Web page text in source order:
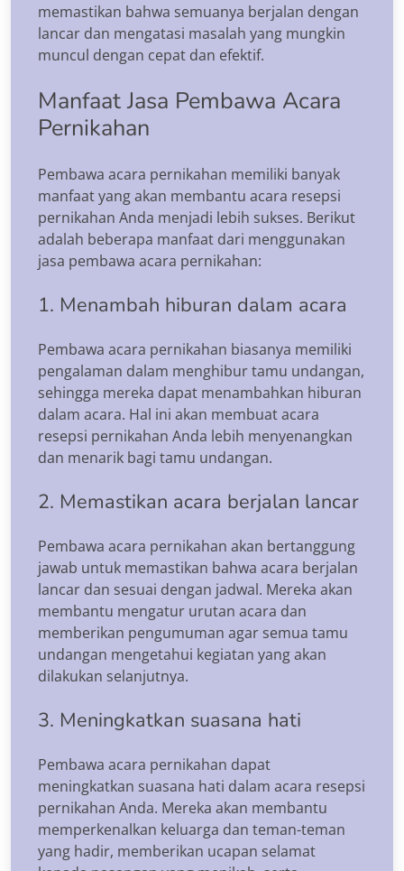
memastikan bahwa semuanya berjalan dengan
lancar dan mengatasi masalah yang mungkin
muncul dengan cepat dan efektif.
Manfaat Jasa Pembawa Acara
Pernikahan
Pembawa acara pernikahan memiliki banyak
manfaat yang akan membantu acara resepsi
pernikahan Anda menjadi lebih sukses. Berikut
adalah beberapa manfaat dari menggunakan
jasa pembawa acara pernikahan:
1. Menambah hiburan dalam acara
Pembawa acara pernikahan biasanya memiliki
pengalaman dalam menghibur tamu undangan,
sehingga mereka dapat menambahkan hiburan
dalam acara. Hal ini akan membuat acara
resepsi pernikahan Anda lebih menyenangkan
dan menarik bagi tamu undangan.
2. Memastikan acara berjalan lancar
Pembawa acara pernikahan akan bertanggung
jawab untuk memastikan bahwa acara berjalan
lancar dan sesuai dengan jadwal. Mereka akan
membantu mengatur urutan acara dan
memberikan pengumuman agar semua tamu
undangan mengetahui kegiatan yang akan
dilakukan selanjutnya.
3. Meningkatkan suasana hati
Pembawa acara pernikahan dapat
meningkatkan suasana hati dalam acara resepsi
pernikahan Anda. Mereka akan membantu
memperkenalkan keluarga dan teman-teman
yang hadir, memberikan ucapan selamat